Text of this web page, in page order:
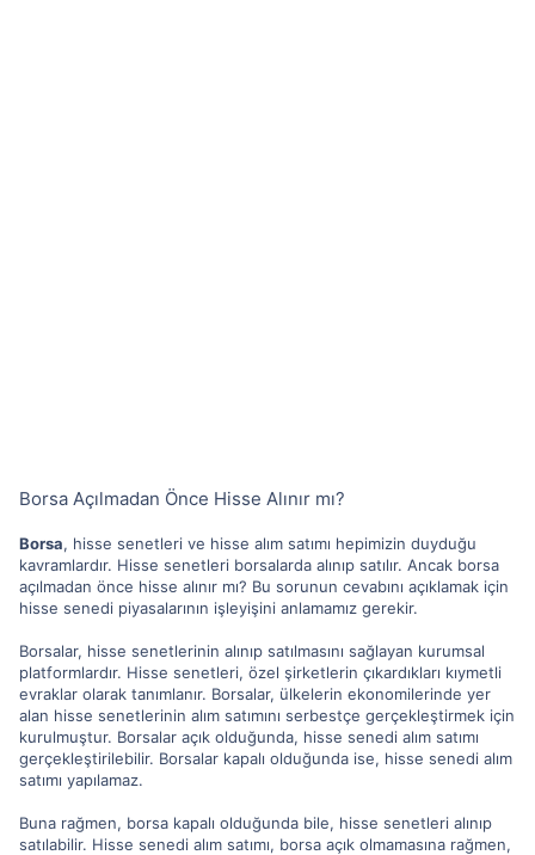
Borsa Açılmadan Önce Hisse Alınır mı?
Borsa, hisse senetleri ve hisse alım satımı hepimizin duyduğu
kavramlardır. Hisse senetleri borsalarda alınıp satılır. Ancak borsa
açılmadan önce hisse alınır mı? Bu sorunun cevabını açıklamak için
hisse senedi piyasalarının işleyişini anlamamız gerekir.
Borsalar, hisse senetlerinin alınıp satılmasını sağlayan kurumsal
platformlardır. Hisse senetleri, özel şirketlerin çıkardıkları kıymetli
evraklar olarak tanımlanır. Borsalar, ülkelerin ekonomilerinde yer
alan hisse senetlerinin alım satımını serbestçe gerçekleştirmek için
kurulmuştur. Borsalar açık olduğunda, hisse senedi alım satımı
gerçekleştirilebilir. Borsalar kapalı olduğunda ise, hisse senedi alım
satımı yapılamaz.
Buna rağmen, borsa kapalı olduğunda bile, hisse senetleri alınıp
satılabilir. Hisse senedi alım satımı, borsa açık olmamasına rağmen,